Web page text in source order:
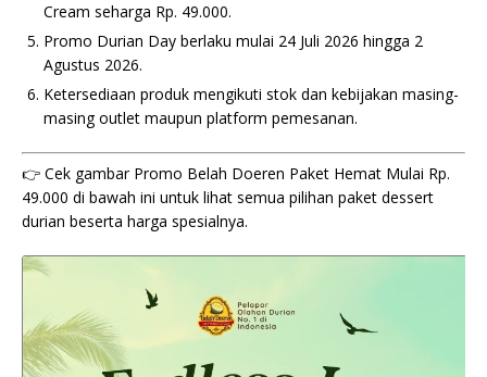
Cream seharga Rp. 49.000.
Promo Durian Day berlaku mulai 24 Juli 2026 hingga 2
Agustus 2026.
Ketersediaan produk mengikuti stok dan kebijakan masing-
masing outlet maupun platform pemesanan.
👉 Cek gambar Promo Belah Doeren Paket Hemat Mulai Rp.
49.000 di bawah ini untuk lihat semua pilihan paket dessert
durian beserta harga spesialnya.